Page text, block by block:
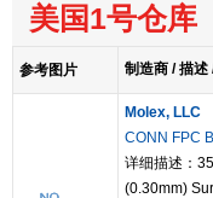
美国1号仓库
参考图片 制造商 / 描述
Molex, LLC
CONN FPC
详细描述：
(0.30mm)